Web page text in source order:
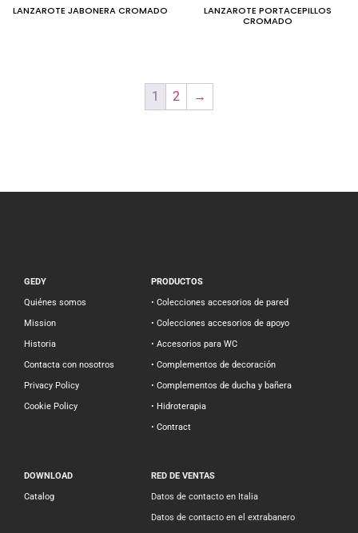
LANZAROTE JABONERA CROMADO
LANZAROTE PORTACEPILLOS
CROMADO
1 2 →
GEDY
Quiénes somos
Mission
Historia
Contacta con nosotros
Privacy Policy
Cookie Policy
PRODUCTOS
• Colecciones accesorios de pared
• Colecciones accesorios de apoyo
• Accesorios para WC
• Complementos de decoración
• Complementos de ducha y bañera
• Hidroterapia
• Contract
DOWNLOAD
Catalog
RED DE VENTAS
Datos de contacto en Italia
Datos de contacto en el extrabanero